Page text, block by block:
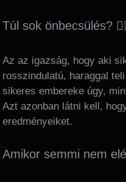
Túl sok önbecsülés?
Az az igazság, hogy aki
rosszindulatú, haraggal
sikeres embereke úgy,
Azt azonban látni kell,
eredményeiket.
Amikor semmi nem